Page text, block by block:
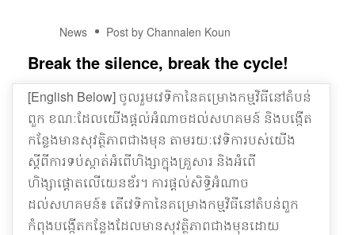
02
News Post by Channalen Koun
Break the silence, break the cycle!
[English Below] ចូលរួមវេទិកានៃគម្រោងកម្មវិធីនៅតំបន់
ពួក ខណៈដែលយើងផ្តល់អំណាចដល់សហគមន៍ និងបង្កើត
កន្លែងមានសុវត្ថិភាពជាងមុន តាមរយៈវេទិការបស់យើង
ស្ដីពីការទប់ស្កាត់អំពើហិង្សាក្នុងគ្រួសារ និងអំពើ
ហិង្សាផ្តោតលើយេនឌ័រ។ ការផ្តល់សិទ្ធិអំណាច
ដល់សហគមន៍៖ តើវេទិកានៃគម្រោងកម្មវិធីនៅតំបន់ពួក
កំពុងបង្កើតកន្លែងដែលមានសុវត្ថិភាពជាងមុនដោយ